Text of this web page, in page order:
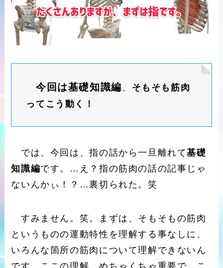
今回は基礎知識編 、 そもそも筋肉
ってこう動く！
では、今回は、指の話から一旦離れて基礎
知識編です。…え？指の筋肉の話の記事じゃ
ないんかぃ！？…裏切られた。笑
すみません。笑。まずは、そもそもの筋肉
というものの運動特性を理解する事なしに、
いろんな箇所の筋肉について理解できないん
です。ここの理解、めちゃくちゃ重要で、こ